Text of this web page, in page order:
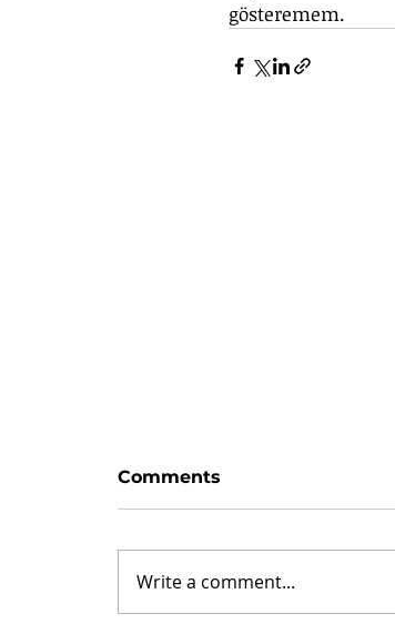
gösteremem.
Zaman var
Hayattaki her blok, haliyle bir
olduğu gibi: satrançta piyonlar,
Monopoly’de arsalar...
Comments
Write a comment...